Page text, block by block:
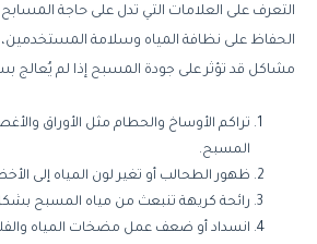
التعرف على العلامات التي تدل على حاجة
الحفاظ على نظافة المياه وسلامة
مشاكل قد تؤثر على جودة المسبح إذا لم يُعالج
تراكم الأوساخ والحطام مثل الأوراق
المسبح.
ظهور الطحالب أو تغير لون المياه إلى
رائحة كريهة تنبعث من مياه المسبح
انسداد أو ضعف عمل مضخات المياه